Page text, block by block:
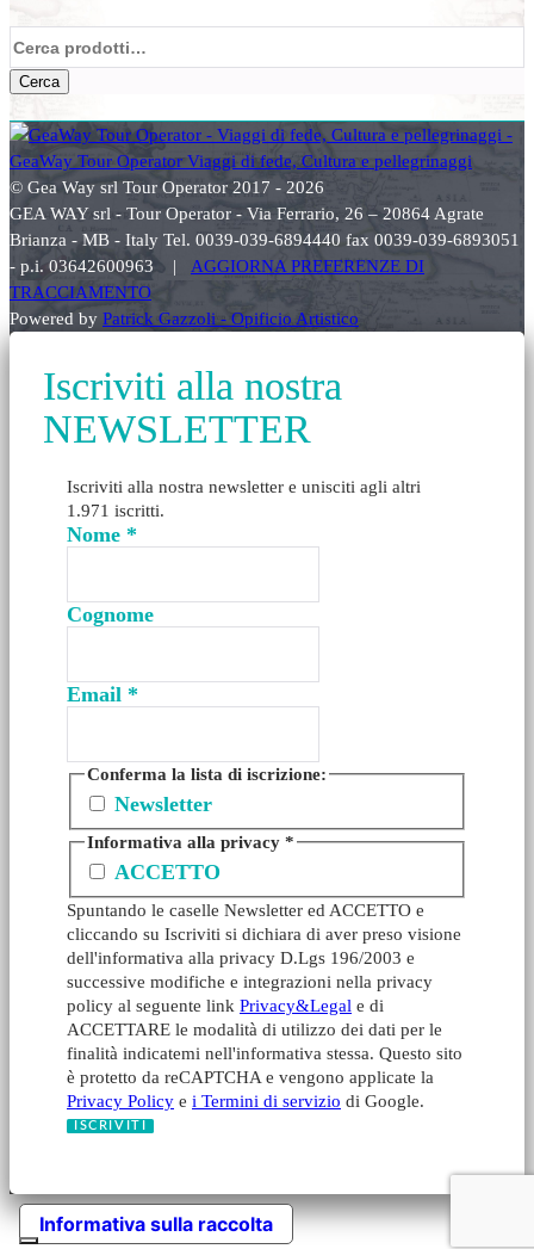
Cerca:
Cerca
© Gea Way srl Tour Operator 2017 - 2026
GEA WAY srl - Tour Operator - Via Ferrario, 26 – 20864 Agrate
Brianza - MB - Italy Tel. 0039-039-6894440 fax 0039-039-6893051
- p.i. 03642600963 | AGGIORNA PREFERENZE DI
TRACCIAMENTO
Powered by Patrick Gazzoli - Opificio Artistico
Iscriviti alla nostra
NEWSLETTER
Iscriviti alla nostra newsletter e unisciti agli altri
1.971 iscritti.
Nome *
Cognome
Email *
Conferma la lista di iscrizione:
Newsletter
Informativa alla privacy*
ACCETTO
Spuntando le caselle Newsletter ed ACCETTO e
cliccando su Iscriviti si dichiara di aver preso visione
dell'informativa alla privacy D.Lgs 196/2003 e
successive modifiche e integrazioni nella privacy
policy al seguente link Privacy&Legal e di
ACCETTARE le modalità di utilizzo dei dati per le
finalità indicatemi nell'informativa stessa. Questo sito
è protetto da reCAPTCHA e vengono applicate la
Privacy Policy e i Termini di servizio di Google.
Informativa sulla raccolta